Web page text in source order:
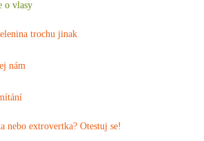
o vlasy
trochu jinak
nám
nebo extrovertka? Otestuj se!